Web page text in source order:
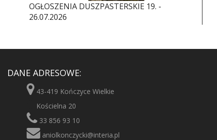
OGŁOSZENIA DUSZPASTERSKIE 19. -
26.07.2026
DANE ADRESOWE:
43-419 Kończyce Wielkie
Kościelna 20
33 856 93 10
aniolkonczycki@interia.pl